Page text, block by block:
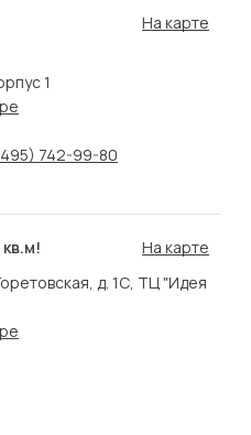
На карте
1
742-99-80
На карте
д. 1С, ТЦ "Идея